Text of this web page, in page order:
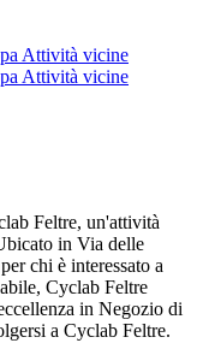
Attività vicine
Attività vicine
Feltre, un'attività
in Via delle
chi è interessato a
Cyclab Feltre
in Negozio di
a Cyclab Feltre.